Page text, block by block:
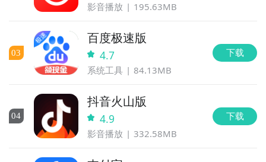
影音播放 195.63MB
03
百度极速版
4.7
系统工具 84.13MB
下载
04
抖音火山版
4.9
影音播放 332.58MB
下载